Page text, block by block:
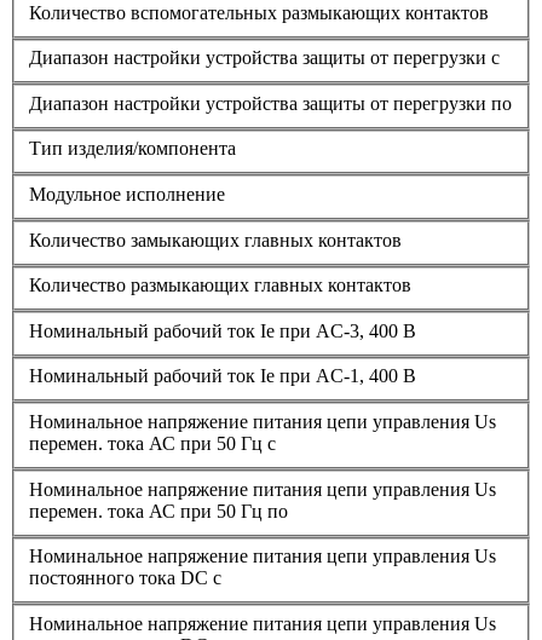
Количество вспомогательных размыкающих контактов
Диапазон настройки устройства защиты от перегрузки с
Диапазон настройки устройства защиты от перегрузки по
Тип изделия/компонента
Модульное исполнение
Количество замыкающих главных контактов
Количество размыкающих главных контактов
Номинальный рабочий ток Ie при AC-3, 400 В
Номинальный рабочий ток Ie при AC-1, 400 В
Номинальное напряжение питания цепи управления Us
перемен. тока АС при 50 Гц с
Номинальное напряжение питания цепи управления Us
перемен. тока АС при 50 Гц по
Номинальное напряжение питания цепи управления Us
постоянного тока DC с
Номинальное напряжение питания цепи управления Us